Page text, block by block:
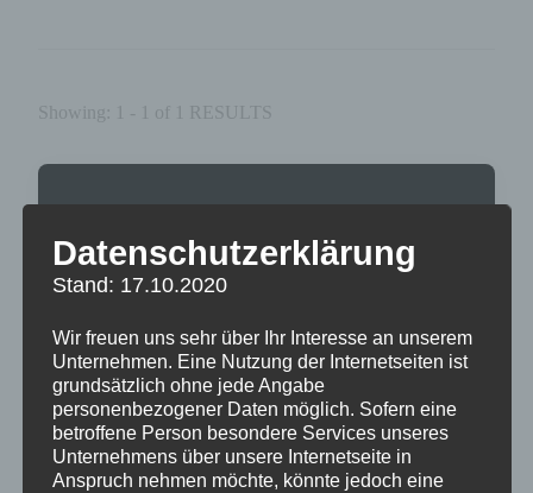
Showing: 1 - 1 of 1 RESULTS
Datenschutzerklärung
Stand: 17.10.2020
Wir freuen uns sehr über Ihr Interesse an unserem
Unternehmen. Eine Nutzung der Internetseiten ist
grundsätzlich ohne jede Angabe
personenbezogener Daten möglich. Sofern eine
betroffene Person besondere Services unseres
Unternehmens über unsere Internetseite in
Anspruch nehmen möchte, könnte jedoch eine